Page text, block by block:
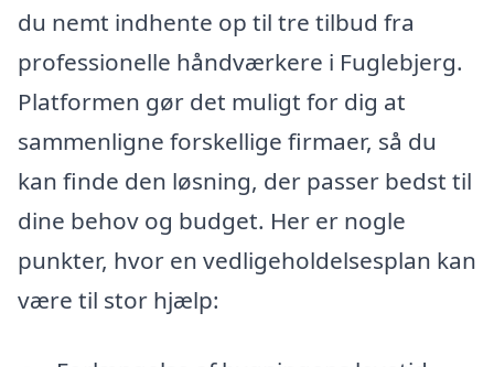
du nemt indhente op til tre tilbud fra
professionelle håndværkere i Fuglebjerg.
Platformen gør det muligt for dig at
sammenligne forskellige firmaer, så du
kan finde den løsning, der passer bedst til
dine behov og budget. Her er nogle
punkter, hvor en vedligeholdelsesplan kan
være til stor hjælp: